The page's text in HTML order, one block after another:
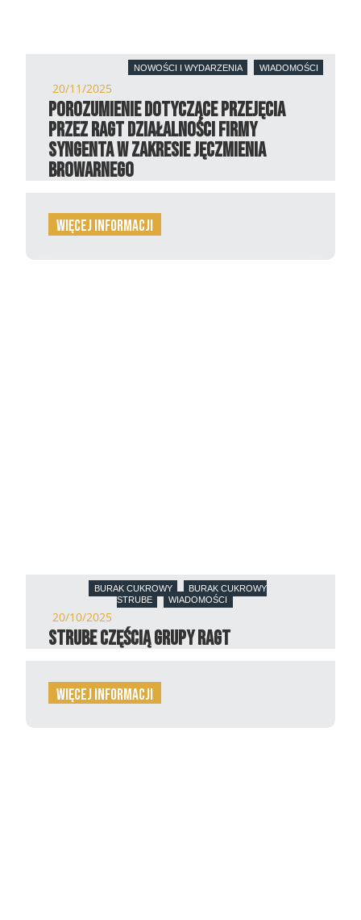
NOWOŚCI I WYDARZENIA WIADOMOŚCI
20/11/2025
Porozumienie dotyczące przejęcia
przez RAGT działalności firmy
Syngenta w zakresie jęczmienia
browarnego
więcej informacji
BURAK CUKROWY
BURAK CUKROWY
STRUBE
WIADOMOŚCI
20/10/2025
Strube częścią Grupy RAGT
więcej informacji